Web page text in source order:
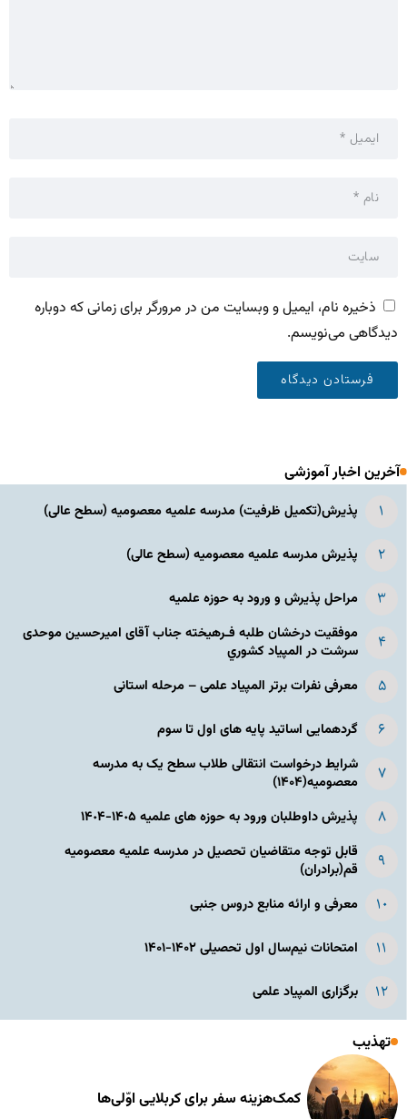
ذخیره نام، ایمیل و وبسایت من در مرورگر برای زمانی که دوباره
دیدگاهی می‌نویسم.
آخرین اخبار آموزشی
پذیرش(تکمیل ظرفیت) مدرسه علمیه معصومیه‌ (سطح عالی)
پذیرش مدرسه علمیه معصومیه‌ (سطح عالی)
مراحل پذیرش و ورود به حوزه علمیه
موفقیت درخشان طلبه فـرهیخته جناب آقای امیرحسین موحدی
سرشت در المپياد كشوري
معرفی نفرات برتر المپیاد علمی – مرحله استانی
گردهمایی اساتید پایه های اول تا سوم
شرایط درخواست انتقالی طلاب سطح یک به مدرسه
معصومیه(۱۴۰۴)
پذیرش داوطلبان ورود به حوزه های علمیه ١۴٠۵-١۴٠۴
قابل توجه متقاضیان تحصیل در مدرسه علمیه معصومیه
قم(برادران)
معرفی و ارائه منابع دروس جنبی
امتحانات نیم‌سال اول تحصیلی ۱۴۰۲-۱۴۰۱
برگزاری المپیاد علمی
تهذیب
کمک‌هزینه سفر برای کربلایی اوّلی‌ها